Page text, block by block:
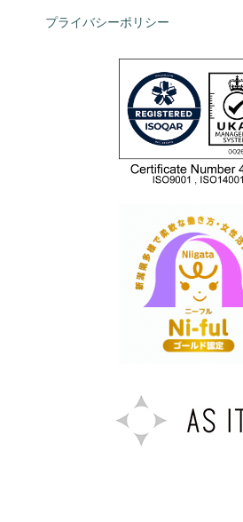
プライバシーポリシー